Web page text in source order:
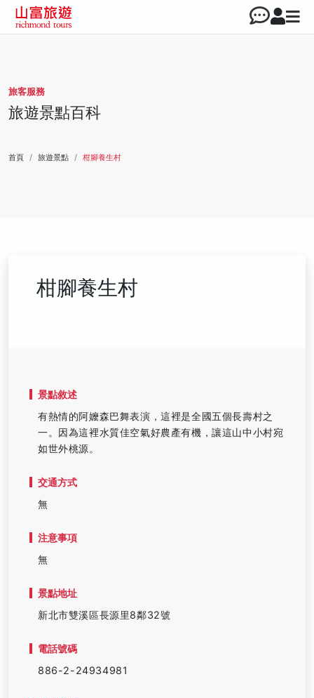
旅客服務
旅遊景點百科
首頁 旅遊景點 柑腳養生村
柑腳養生村
景點敘述
有熱情的阿嬤森巴舞表演，這裡是全國五個長壽村之
一。因為這裡水質佳空氣好農產有機，讓這山中小村宛
如世外桃源。
交通方式
無
注意事項
無
景點地址
新北市雙溪區長源里8鄰32號
電話號碼
886-2-24934981